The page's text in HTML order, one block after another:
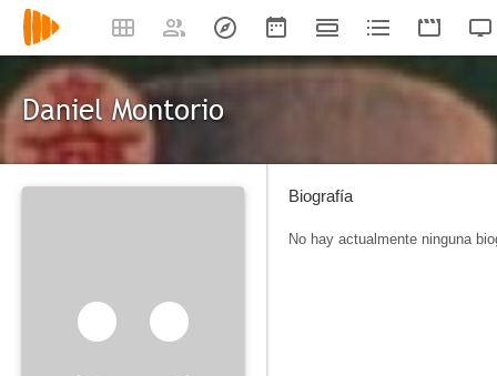
Daniel Montorio
Biografía
No hay actualmente ninguna